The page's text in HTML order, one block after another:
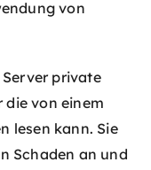
von
private
von einem
lesen kann. Sie
Schaden an und